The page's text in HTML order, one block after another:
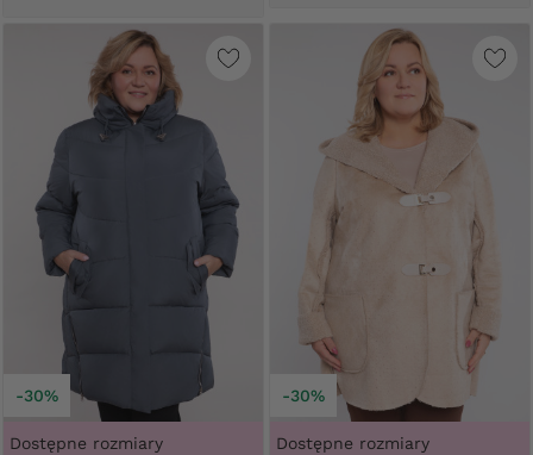
-30%
Dostępne rozmiary
-30%
Dostępne rozmiary